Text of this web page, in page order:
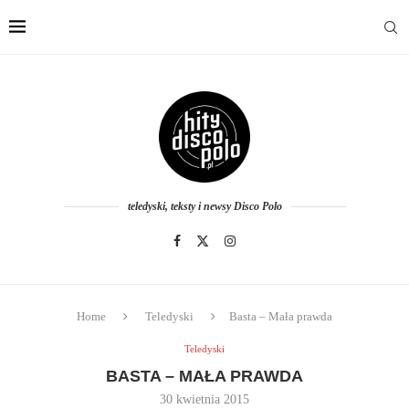
teledyski, teksty i newsy Disco Polo
Home Teledyski Basta – Mała prawda
Teledyski
BASTA – MAŁA PRAWDA
30 kwietnia 2015